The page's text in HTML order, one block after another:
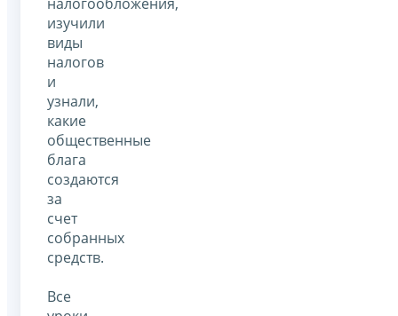
изучили
виды
налогов
и
узнали,
какие
общественные
блага
создаются
за
счет
собранных
средств.
Все